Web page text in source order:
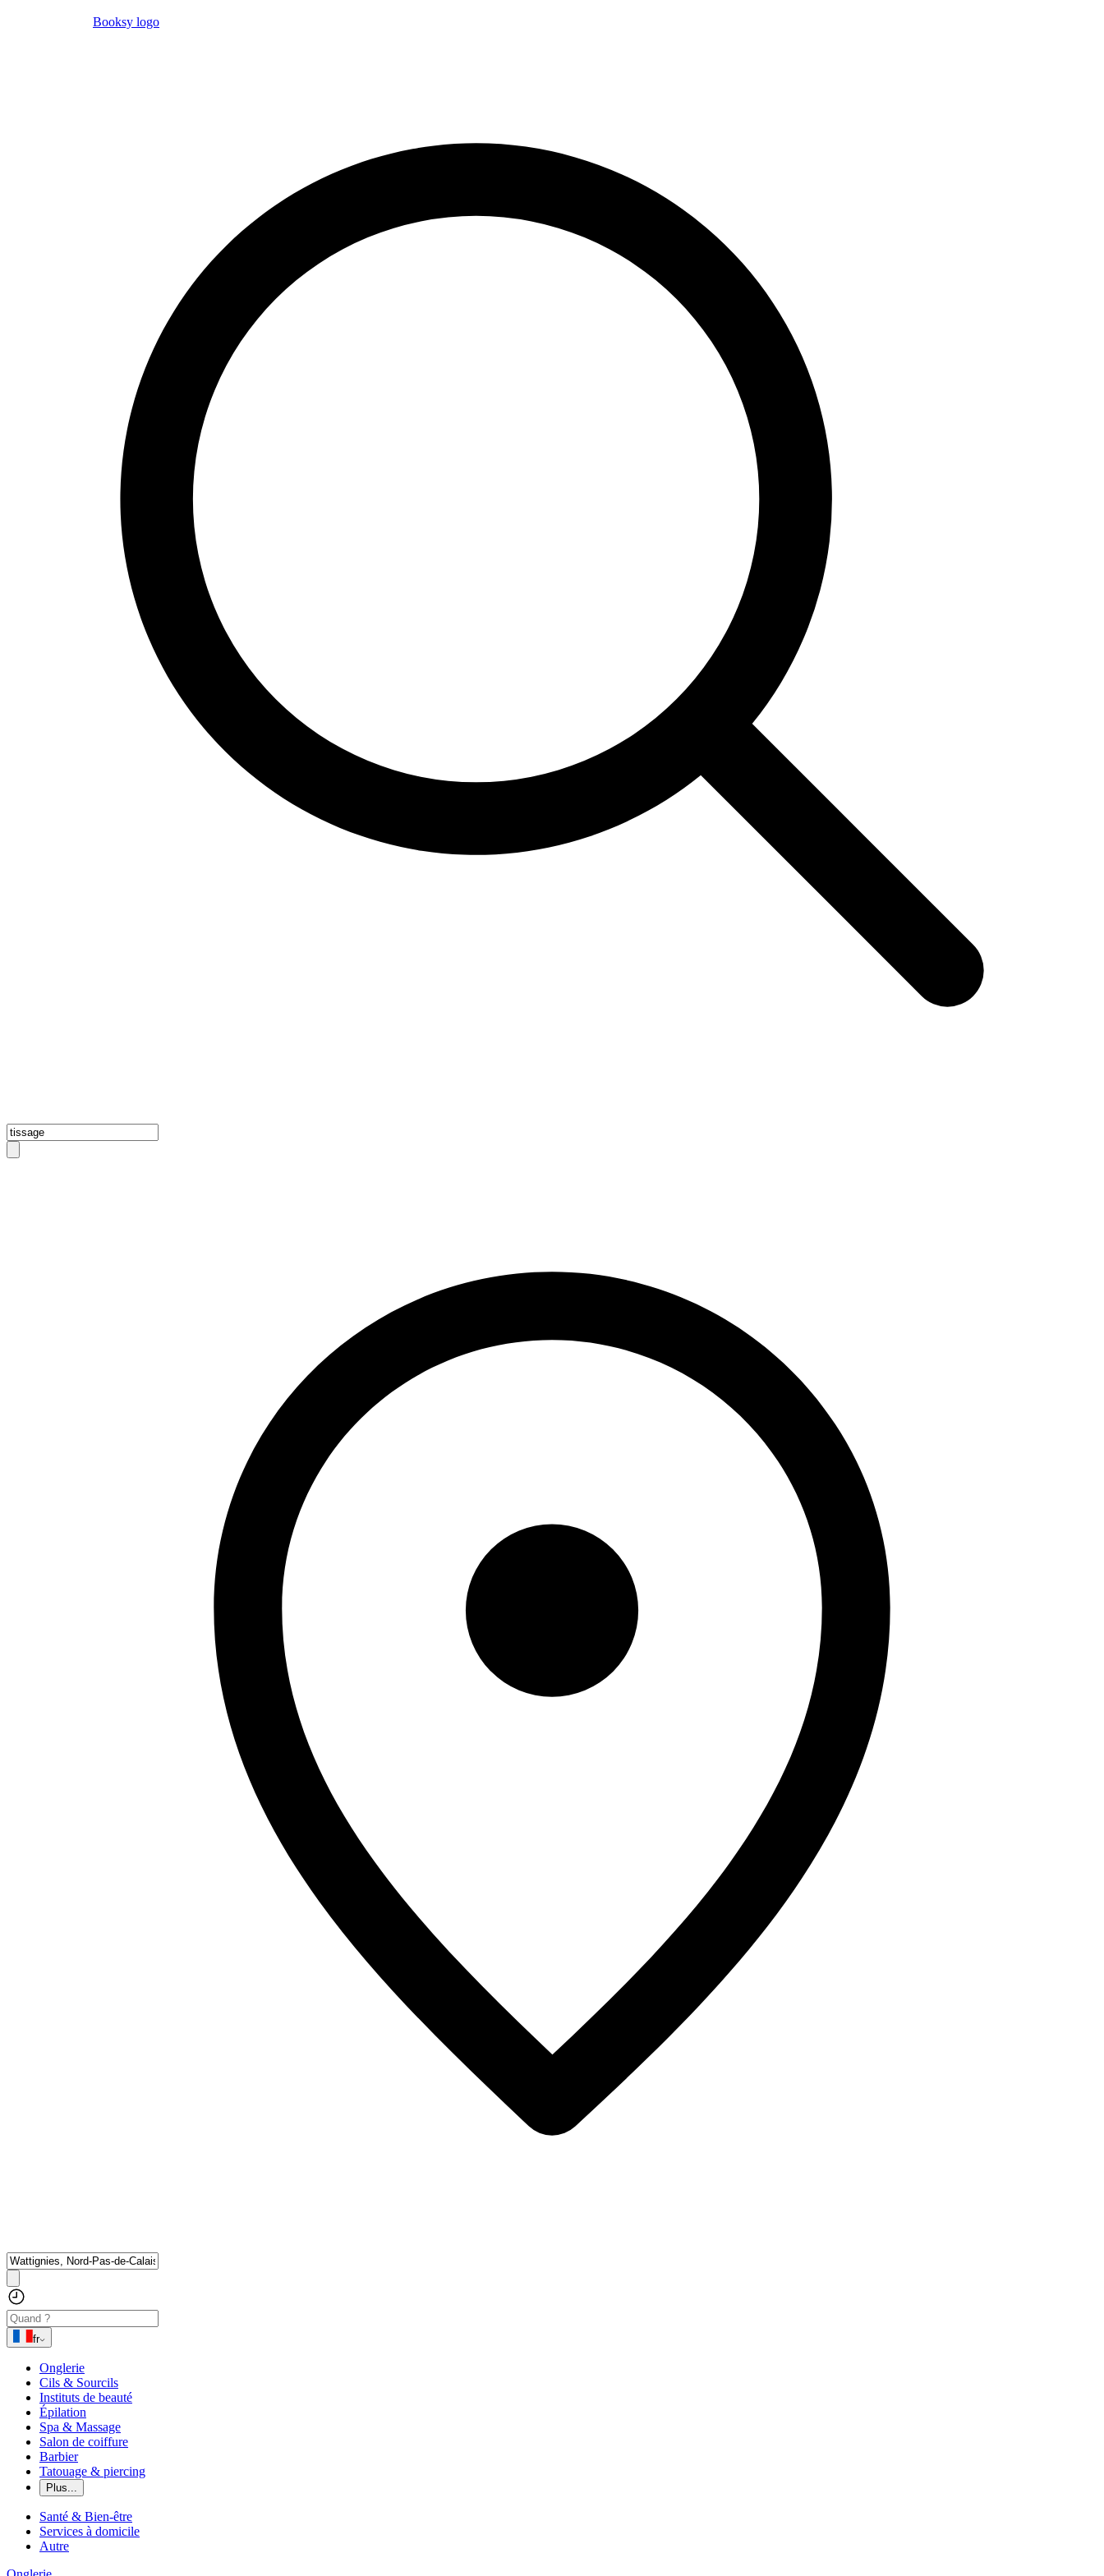
Booksy logo
fr
Onglerie
Cils & Sourcils
Instituts de beauté
Épilation
Spa & Massage
Salon de coiffure
Barbier
Tatouage & piercing
Plus...
Santé & Bien-être
Services à domicile
Autre